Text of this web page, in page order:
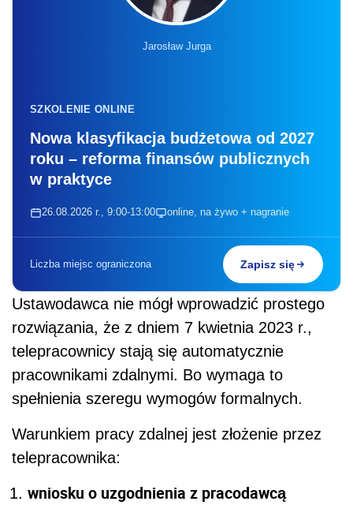
Jarosław Jurga
SZKOLENIE ONLINE
Nowa klasyfikacja budżetowa od 2027
roku – reforma finansów publicznych
w praktyce
26.08.2026 r., 9:00-13:00 online, na żywo + nagranie
Liczba miejsc ograniczona Zapisz się
Ustawodawca nie mógł wprowadzić prostego
rozwiązania, że z dniem 7 kwietnia 2023 r.,
telepracownicy stają się automatycznie
pracownikami zdalnymi. Bo wymaga to
spełnienia szeregu wymogów formalnych.
Warunkiem pracy zdalnej jest złożenie przez
telepracownika:
wniosku o uzgodnienia z pracodawcą